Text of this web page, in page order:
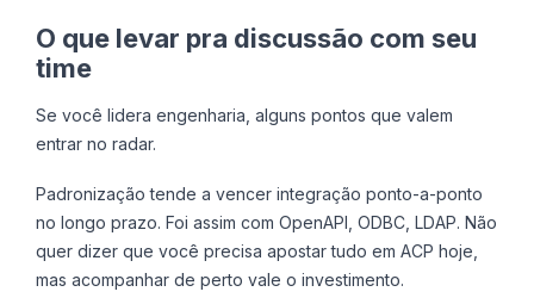
O que levar pra discussão com seu
time
Se você lidera engenharia, alguns pontos que valem
entrar no radar.
Padronização tende a vencer integração ponto-a-ponto
no longo prazo. Foi assim com OpenAPI, ODBC, LDAP. Não
quer dizer que você precisa apostar tudo em ACP hoje,
mas acompanhar de perto vale o investimento.